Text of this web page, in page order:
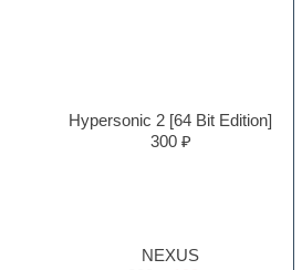
Hypersonic 2 [64 Bit Edition]
300 ₽
NEXUS